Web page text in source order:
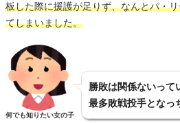
板した際に援護が足りず、なんとパ・
てしまいました。
何でも知りたい女の子
勝敗は関係ないって
最多敗戦投手とな